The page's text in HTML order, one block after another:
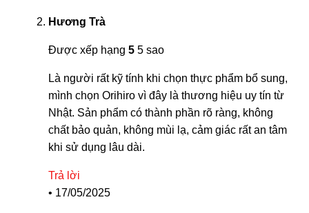
Hương Trà
Được xếp hạng 5 5 sao
Là người rất kỹ tính khi chọn thực phẩm bổ sung,
mình chọn Orihiro vì đây là thương hiệu uy tín từ
Nhật. Sản phẩm có thành phần rõ ràng, không
chất bảo quản, không mùi lạ, cảm giác rất an tâm
khi sử dụng lâu dài.
Trả lời
• 17/05/2025